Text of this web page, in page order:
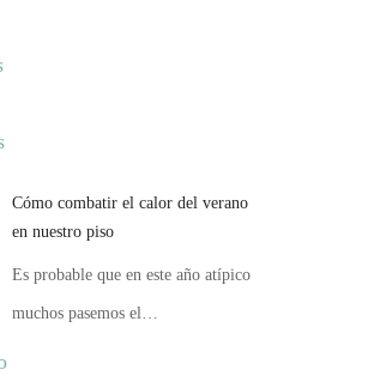
Cómo combatir el calor del verano
en nuestro piso
Es probable que en este año atípico
muchos pasemos el…